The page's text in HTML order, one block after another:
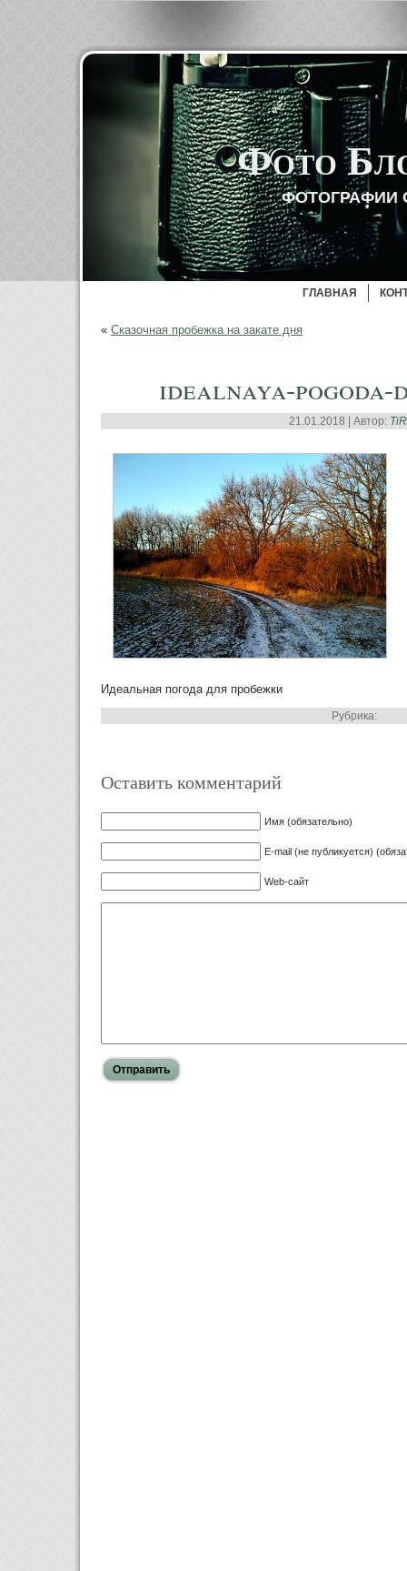
Фото
ФОТОГРАФИИ
ГЛАВНАЯ
« Сказочная пробежка на закате дня
idealnaya-
21.01.2018 | Автор:
Идеальная погода для пробежки
Рубрика:
Оставить комментарий
Имя (обязательно)
E-mail (не публикуется)
Web-сайт